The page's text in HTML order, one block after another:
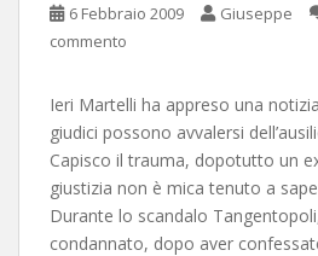
6 Febbraio 2009 Giuseppe
commento
Ieri Martelli ha appreso una
giudici possono avvalersi
Capisco il trauma, dopotutto un
giustizia non è mica tenuto a
Durante lo scandalo
condannato, dopo aver